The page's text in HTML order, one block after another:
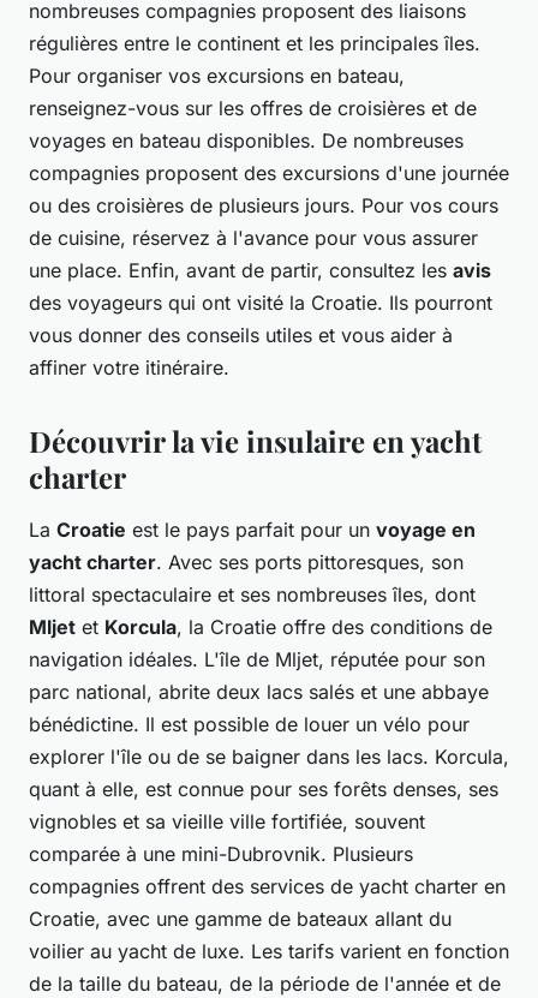
nombreuses compagnies proposent des liaisons
régulières entre le continent et les principales îles.
Pour organiser vos excursions en bateau,
renseignez-vous sur les offres de croisières et de
voyages en bateau disponibles. De nombreuses
compagnies proposent des excursions d'une journée
ou des croisières de plusieurs jours. Pour vos cours
de cuisine, réservez à l'avance pour vous assurer
une place. Enfin, avant de partir, consultez les avis
des voyageurs qui ont visité la Croatie. Ils pourront
vous donner des conseils utiles et vous aider à
affiner votre itinéraire.
Découvrir la vie insulaire en yacht
charter
La Croatie est le pays parfait pour un voyage en
yacht charter. Avec ses ports pittoresques, son
littoral spectaculaire et ses nombreuses îles, dont
Mljet et Korcula, la Croatie offre des conditions de
navigation idéales. L'île de Mljet, réputée pour son
parc national, abrite deux lacs salés et une abbaye
bénédictine. Il est possible de louer un vélo pour
explorer l'île ou de se baigner dans les lacs. Korcula,
quant à elle, est connue pour ses forêts denses, ses
vignobles et sa vieille ville fortifiée, souvent
comparée à une mini-Dubrovnik. Plusieurs
compagnies offrent des services de yacht charter en
Croatie, avec une gamme de bateaux allant du
voilier au yacht de luxe. Les tarifs varient en fonction
de la taille du bateau, de la période de l'année et de